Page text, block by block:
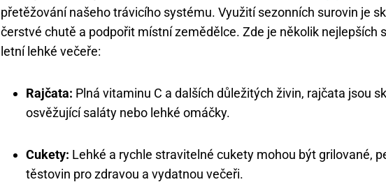
přetěžování našeho trávicího systému. Využití sezonních surovin je
čerstvé chutě a podpořit místní zemědělce. Zde je několik nejlepších
letní lehké večeře:
Rajčata: Plná vitaminu C a dalších důležitých živin, rajčata jsou
osvěžující saláty nebo lehké omáčky.
Cukety: Lehké a rychle stravitelné cukety mohou být grilované,
těstovin pro zdravou a vydatnou večeři.